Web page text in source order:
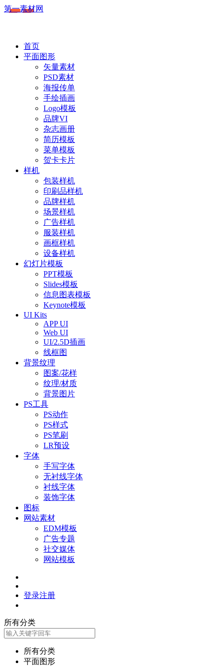
第一素材网
首页
平面图形
矢量素材
PSD素材
海报传单
手绘插画
Logo模板
品牌VI
杂志画册
简历模板
菜单模板
贺卡卡片
样机
包装样机
印刷品样机
品牌样机
场景样机
广告样机
服装样机
画框样机
设备样机
幻灯片模板
PPT模板
Slides模板
信息图表模板
Keynote模板
UI Kits
APP UI
Web UI
UI/2.5D插画
线框图
背景纹理
图案/花样
纹理/材质
背景图片
PS工具
PS动作
PS样式
PS笔刷
LR预设
字体
手写字体
无衬线字体
衬线字体
装饰字体
图标
网站素材
EDM模板
广告专题
社交媒体
网站模板
登录注册
所有分类
所有分类
平面图形